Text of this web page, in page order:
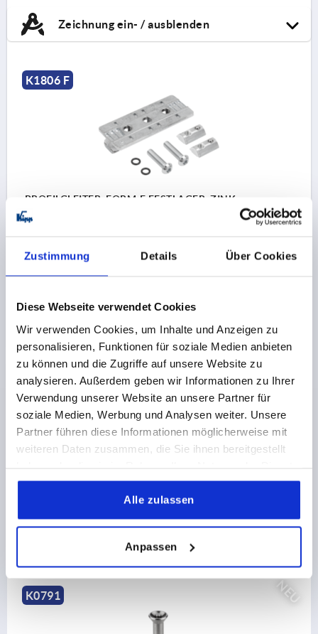
Zustimmung Details Über Cookies
Diese Webseite verwendet Cookies
Wir verwenden Cookies, um Inhalte und Anzeigen zu
personalisieren, Funktionen für soziale Medien anbieten
zu können und die Zugriffe auf unsere Website zu
analysieren. Außerdem geben wir Informationen zu Ihrer
Verwendung unserer Website an unsere Partner für
soziale Medien, Werbung und Analysen weiter. Unsere
Partner führen diese Informationen möglicherweise mit
weiteren Daten zusammen, die Sie ihnen bereitgestellt
gesammelt haben.
Alle zulassen
Anpassen
Zeichnung ein- / ausblenden
K1806 F
PROFILGLEITER, FORM:F FESTLAGER, ZINK,
KOMP:POM D=M06
Bestellnummer:K1806.3060
zzgl. MwSt.
PRODUKTDETAILS
CAD
DOWNLOADS
Andere Kunden kauften auch